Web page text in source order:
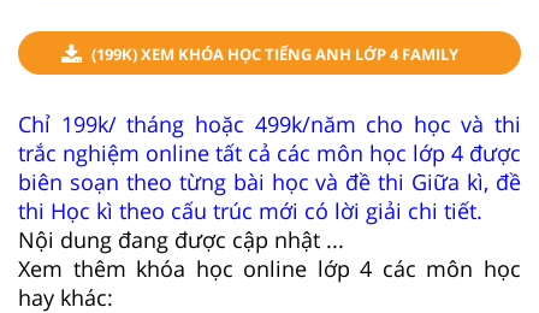
(199K) XEM KHÓA HỌC TIẾNG ANH LỚP 4 FAMILY
Chỉ 199k/ tháng hoặc 499k/năm cho học và thi
trắc nghiệm online tất cả các môn học lớp 4 được
biên soạn theo từng bài học và đề thi Giữa kì, đề
thi Học kì theo cấu trúc mới có lời giải chi tiết.
Nội dung đang được cập nhật ...
Xem thêm khóa học online lớp 4 các môn học
hay khác: